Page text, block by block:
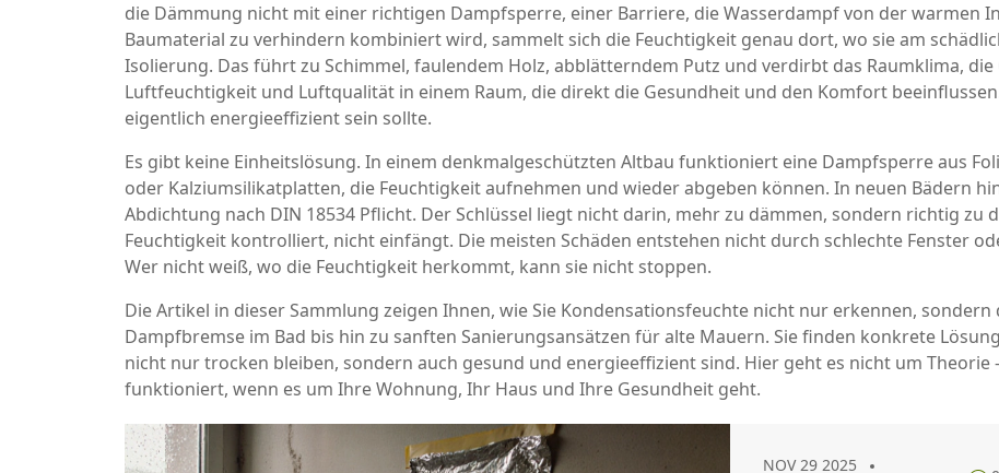
die Dämmung nicht mit einer richtigen Dampfsperre, einer Barriere, die Wasserdampf von der warmen
Baumaterial zu verhindern kombiniert wird, sammelt sich die Feuchtigkeit genau dort, wo sie am
Isolierung. Das führt zu Schimmel, faulendem Holz, abblätterndem Putz und verdirbt das Raumklima, die
Luftfeuchtigkeit und Luftqualität in einem Raum, die direkt die Gesundheit und den Komfort beeinflussen
eigentlich energieeffizient sein sollte.
Es gibt keine Einheitslösung. In einem denkmalgeschützten Altbau funktioniert eine Dampfsperre aus
oder Kalziumsilikatplatten, die Feuchtigkeit aufnehmen und wieder abgeben können. In neuen Bädern
Abdichtung nach DIN 18534 Pflicht. Der Schlüssel liegt nicht darin, mehr zu dämmen, sondern richtig zu
Feuchtigkeit kontrolliert, nicht einfängt. Die meisten Schäden entstehen nicht durch schlechte Fenster
Wer nicht weiß, wo die Feuchtigkeit herkommt, kann sie nicht stoppen.
Die Artikel in dieser Sammlung zeigen Ihnen, wie Sie Kondensationsfeuchte nicht nur erkennen,
Dampfbremse im Bad bis hin zu sanften Sanierungsansätzen für alte Mauern. Sie finden konkrete
nicht nur trocken bleiben, sondern auch gesund und energieeffizient sind. Hier geht es nicht um Theorie
funktioniert, wenn es um Ihre Wohnung, Ihr Haus und Ihre Gesundheit geht.
NOV 29 2025